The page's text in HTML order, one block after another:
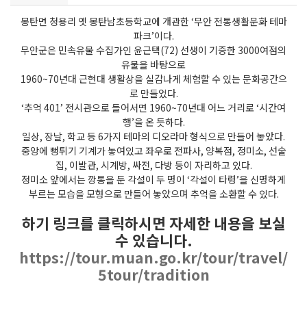
몽탄면 청용리 옛 몽탄남초등학교에 개관한 ‘무안 전통생활문화 테마
파크’이다.
무안군은 민속유물 수집가인 윤근택(72) 선생이 기증한 3000여점의
유물을 바탕으로
1960~70년대 근현대 생활상을 실감나게 체험할 수 있는 문화공간으
로 만들었다.
‘추억 401’ 전시관으로 들어서면 1960~70년대 어느 거리로 ‘시간여
행’을 온 듯하다.
일상, 장날, 학교 등 6가지 테마의 디오라마 형식으로 만들어 놓았다.
중앙에 뻥튀기 기계가 놓여있고 좌우로 전파사, 양복점, 정미소, 선술
집, 이발관, 시계방, 싸전, 다방 등이 자리하고 있다.
정미소 앞에서는 깡통을 둔 각설이 두 명이 ‘각설이 타령’을 신명하게
부르는 모습을 모형으로 만들어 놓았으며 추억을 소환할 수 있다.
하기 링크를 클릭하시면 자세한 내용을 보실
수 있습니다.
https://tour.muan.go.kr/tour/travel/
5tour/tradition